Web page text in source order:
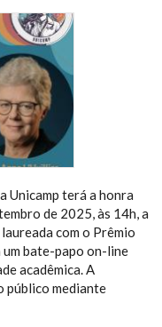
Unicamp terá a honra
de 2025, às 14h, a
com o Prêmio
bate-papo on-line
acadêmica. A
público mediante